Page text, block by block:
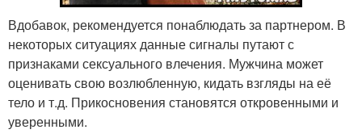
Вдобавок, рекомендуется понаблюдать за партнером. В
некоторых ситуациях данные сигналы путают с
признаками сексуального влечения. Мужчина может
оценивать свою возлюбленную, кидать взгляды на её
тело и т.д. Прикосновения становятся откровенными и
уверенными.